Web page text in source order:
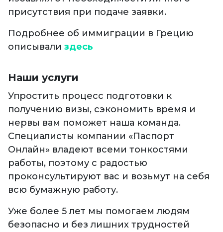
присутствия при подаче заявки.
Подробнее об иммиграции в Грецию
описывали здесь
Наши услуги
Упростить процесс подготовки к
получению визы, сэкономить время и
нервы вам поможет наша команда.
Специалисты компании «Паспорт
Онлайн» владеют всеми тонкостями
работы, поэтому с радостью
проконсультируют вас и возьмут на себя
всю бумажную работу.
Уже более 5 лет мы помогаем людям
безопасно и без лишних трудностей